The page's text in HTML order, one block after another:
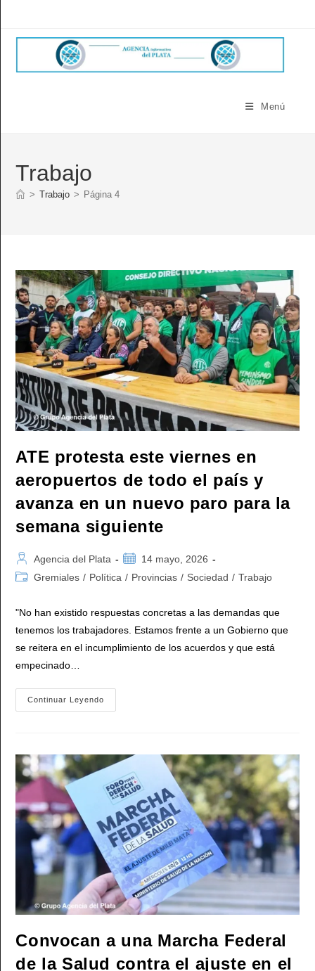
Menú
Trabajo
> Trabajo > Página 4
ATE protesta este viernes en
aeropuertos de todo el país y
avanza en un nuevo paro para la
semana siguiente
Autor
de
Agencia del Plata
Publicación
de
14 mayo, 2026
Categoría
Gremiales / Política / Provincias / Sociedad / Trabajo
"No han existido respuestas concretas a las demandas que
tenemos los trabajadores. Estamos frente a un Gobierno que
se reitera en el incumplimiento de los acuerdos y que está
empecinado…
Continuar Leyendo
Protesta
De
Todo
El
País
Y
Avanza
En
Un
Nuevo
Paro
Para
La
Semana
Siguiente
Convocan a una Marcha Federal
de la Salud contra el ajuste en el